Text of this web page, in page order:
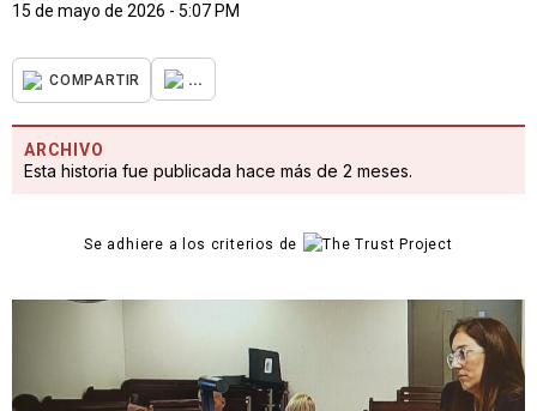
15 de mayo de 2026 - 5:07 PM
COMPARTIR ...
ARCHIVO
Esta historia fue publicada hace más de 2 meses.
Se adhiere a los criterios de